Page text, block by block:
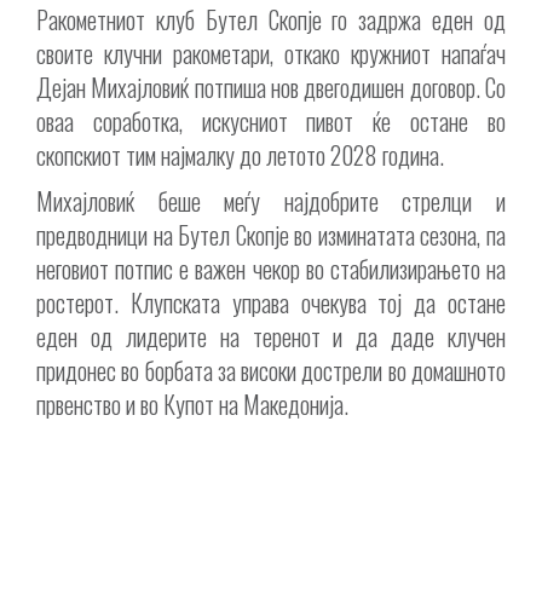
Ракометниот клуб Бутел Скопје го задржа еден од
своите клучни ракометари, откако кружниот напаѓач
Дејан Михајловиќ потпиша нов двегодишен договор. Со
оваа соработка, искусниот пивот ќе остане во
скопскиот тим најмалку до летото 2028 година.
Михајловиќ беше меѓу најдобрите стрелци и
предводници на Бутел Скопје во изминатата сезона, па
неговиот потпис е важен чекор во стабилизирањето на
ростерот. Клупската управа очекува тој да остане
еден од лидерите на теренот и да даде клучен
придонес во борбата за високи дострели во домашното
првенство и во Купот на Македонија.